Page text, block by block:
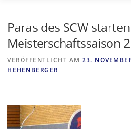
Paras des SCW starten
Meisterschaftssaison
VERÖFFENTLICHT AM 23.
HEHENBERGER